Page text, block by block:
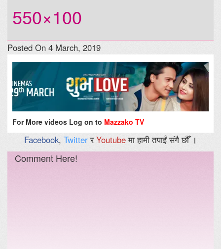
550×100
Posted On 4 March, 2019
For More videos Log on to Mazzako TV
Facebook, TwitterरYoutubeमा हामी तपाईं संगै छौँ ।
Comment Here!